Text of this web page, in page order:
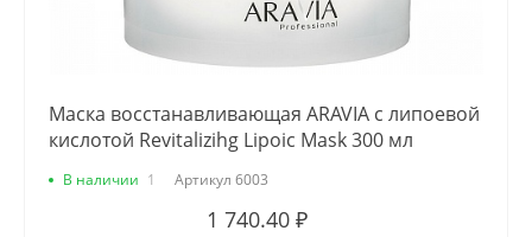
Маска восстанавливающая ARAVIA с липоевой
кислотой Revitalizihg Lipoic Mask 300 мл
В наличии 1 Артикул 6003
1 740.40 ₽